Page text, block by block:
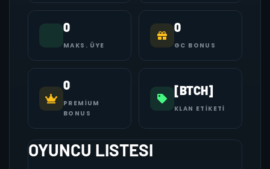
0
MAKS. ÜYE
0
GC BONUS
0
PREMIUM
BONUS
[BTCH]
KLAN ETIKETI
OYUNCU LISTESI